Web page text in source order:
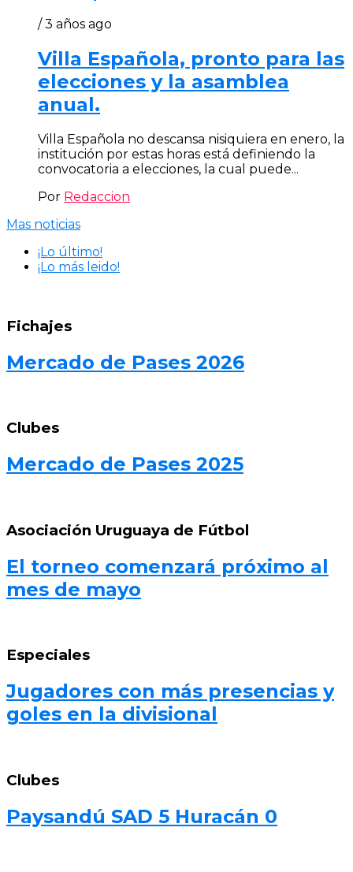
/ 3 años ago
Villa Española, pronto para las
elecciones y la asamblea
anual.
Villa Española no descansa nisiquiera en enero, la
institución por estas horas está definiendo la
convocatoria a elecciones, la cual puede...
Por Redaccion
Mas noticias
¡Lo último!
¡Lo más leido!
Fichajes
Mercado de Pases 2026
Clubes
Mercado de Pases 2025
Asociación Uruguaya de Fútbol
El torneo comenzará próximo al
mes de mayo
Especiales
Jugadores con más presencias y
goles en la divisional
Clubes
Paysandú SAD 5 Huracán 0